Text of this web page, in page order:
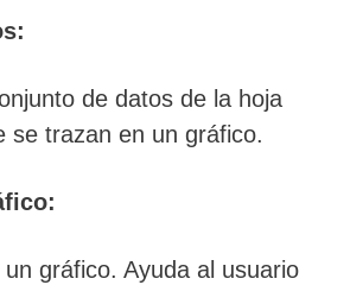
de datos de la hoja
se trazan en un gráfico.
gráfico. Ayuda al usuario